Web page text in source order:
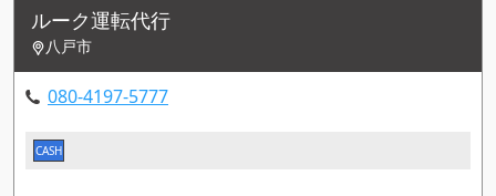
ルーク運転代行
八戸市
080-4197-5777
CASH